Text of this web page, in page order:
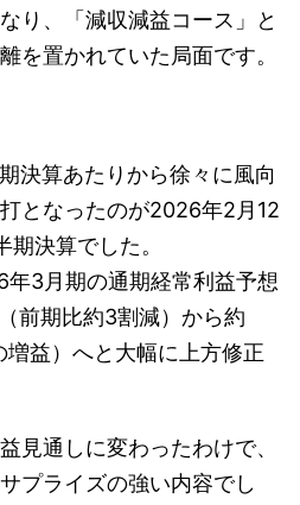
り、「減収減益コース」と
を置かれていた局面です。
決算あたりから徐々に風向
となったのが2026年2月12
決算でした。
3月期の通期経常利益予想
前期比約3割減）から約
益）へと大幅に上方修正
見通しに変わったわけで、
プライズの強い内容でし